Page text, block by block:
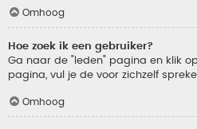
Omhoog
Hoe zoek ik een gebruiker?
Ga naar de "leden" pagina en klik
pagina, vul je de voor zichzelf
Omhoog